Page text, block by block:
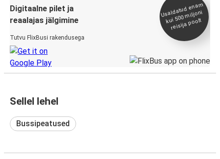
Digitaalne pilet ja
reaalajas jälgimine
Tutvu FlixBusi rakendusega
Usaldatud ena
m
kui 500
miljoni
reisija poolt
Sellel lehel
Bussipeatused